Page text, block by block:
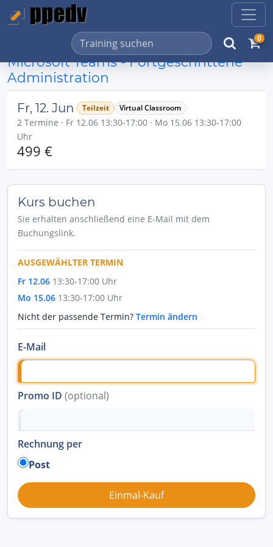
0
Microsoft Teams - Fortgeschrittene
Administration
Fr, 12. Jun Teilzeit Virtual Classroom
2 Termine · Fr 12.06 13:30-17:00 · Mo 15.06 13:30-17:00
Uhr
499 €
Kurs buchen
Sie erhalten anschließend eine E-Mail mit dem
Buchungslink.
AUSGEWÄHLTER TERMIN
Fr 12.06 13:30-17:00 Uhr
Mo 15.06 13:30-17:00 Uhr
Nicht der passende Termin? Termin ändern
E-Mail
Promo ID (optional)
Rechnung per
Post